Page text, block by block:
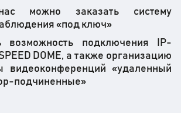
можно заказать систему
«под ключ»
подключения IP-
DOME, а также организацию
видеоконференций «удаленный
подчиненные»